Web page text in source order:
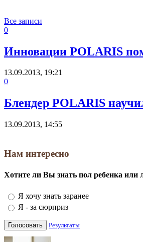
Все записи
0
Инновации POLARIS
13.09.2013, 19:21
0
Блендер POLARIS
13.09.2013, 14:55
Нам интересно
Хотите ли Вы знать пол ребенка или
Я хочу знать заранее
Я - за сюрприз
Результаты